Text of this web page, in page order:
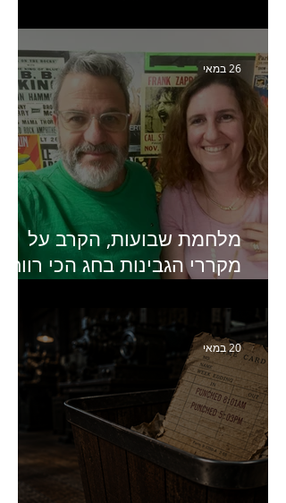
מחבר הספר "מסע פרסום:
פרקים בחיי הפרסום
מלחמת שבועות, הקרב על
מקררי הגבינות בחג הכי רווחי
סמנכ״לית השיווק והמכירות
של מחלבות גד
26 במאי
20 במאי